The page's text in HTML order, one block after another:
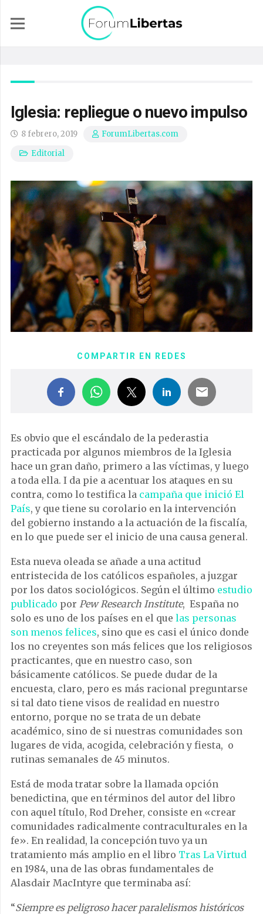
Iglesia: repliegue o nuevo impulso
8 febrero, 2019
ForumLibertas.com
Editorial
COMPARTIR EN REDES
Es obvio que el escándalo de la pederastia
practicada por algunos miembros de la Iglesia
hace un gran daño, primero a las víctimas, y luego
a toda ella. I da pie a acentuar los ataques en su
contra, como lo testifica la campaña que inició El
País, y que tiene su corolario en la intervención
del gobierno instando a la actuación de la fiscalía,
en lo que puede ser el inicio de una causa general.
Esta nueva oleada se añade a una actitud
entristecida de los católicos españoles, a juzgar
por los datos sociológicos. Según el último estudio
publicado por Pew Research Institute, España no
solo es uno de los países en el que las personas
son menos felices, sino que es casi el único donde
los no creyentes son más felices que los religiosos
practicantes, que en nuestro caso, son
básicamente católicos. Se puede dudar de la
encuesta, claro, pero es más racional preguntarse
si tal dato tiene visos de realidad en nuestro
entorno, porque no se trata de un debate
académico, sino de si nuestras comunidades son
lugares de vida, acogida, celebración y fiesta, o
rutinas semanales de 45 minutos.
Está de moda tratar sobre la llamada opción
benedictina, que en términos del autor del libro
con aquel título, Rod Dreher, consiste en «crear
comunidades radicalmente contraculturales en la
fe». En realidad, la concepción tuvo ya un
tratamiento más amplio en el libro Tras La Virtud
en 1984, una de las obras fundamentales de
Alasdair MacIntyre que terminaba así:
“Siempre es peligroso hacer paralelismos históricos